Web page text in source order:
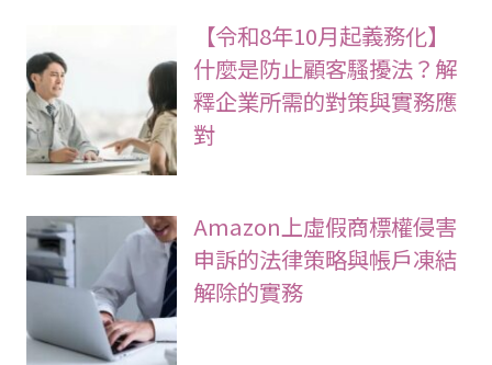
【令和8年10月起義務化】
什麼是防止顧客騷擾法？解
釋企業所需的對策與實務應
對
Amazon上虛假商標權侵害
申訴的法律策略與帳戶凍結
解除的實務